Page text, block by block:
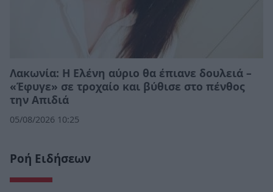
Λακωνία: Η Ελένη αύριο θα έπιανε δουλειά –
«Έφυγε» σε τροχαίο και βύθισε στο πένθος
την Απιδιά
05/08/2026 10:25
Ροή Ειδήσεων